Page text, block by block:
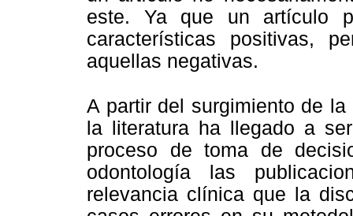
este. Ya que un artículo
características positivas,
aquellas negativas.
A partir del surgimiento de
la literatura ha llegado a
proceso de toma de
odontología las
relevancia clínica que la